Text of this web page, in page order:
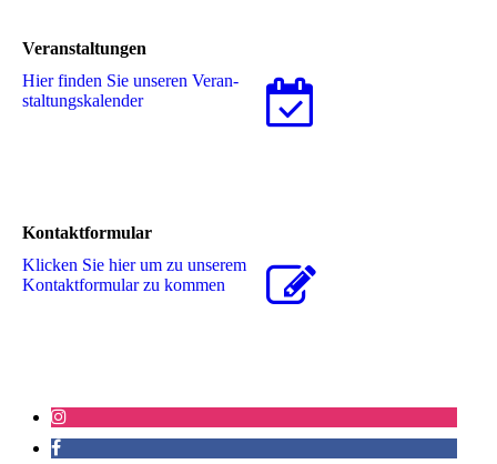
Veranstaltungen
Hier finden Sie unseren Ver­an­
stal­tungs­ka­len­der
Kontaktformular
Klicken Sie hier um zu unserem
Kon­takt­for­mu­lar zu kommen